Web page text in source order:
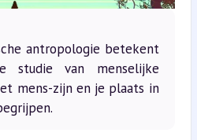
antropologie betekent
studie van menselijke
mens-zijn en je plaats in